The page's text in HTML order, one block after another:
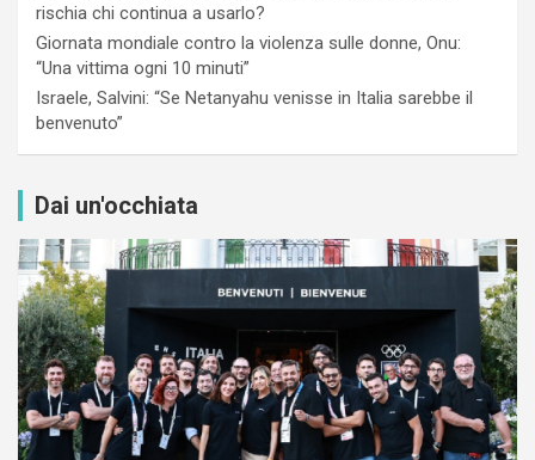
rischia chi continua a usarlo?
Giornata mondiale contro la violenza sulle donne, Onu:
“Una vittima ogni 10 minuti”
Israele, Salvini: “Se Netanyahu venisse in Italia sarebbe il
benvenuto”
Dai un'occhiata